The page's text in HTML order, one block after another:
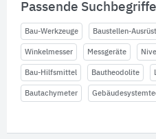
Passende
Bau-Werkzeuge Baustellen-
Winkelmesser Messgeräte
Bau-Hilfsmittel Bautheodolite
Bautachymeter